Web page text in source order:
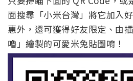
面搜尋「小米台灣」將它加入
惠外，還可獲得好友限定、由
嚕」繪製的可愛米兔貼圖唷！